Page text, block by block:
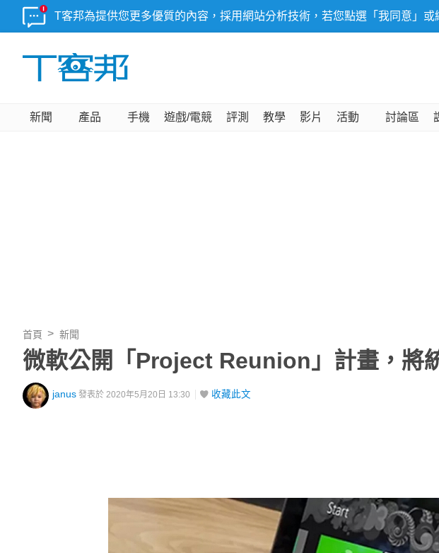
T客邦為提供您更多優質的內容，採用網站分析技術，若您點選「我同意」
新聞 產品 手機 遊戲/電競 評測 教學 影片 活動 討論區
首頁 新聞
微軟公開「Project Reunion」計畫，將
janus 發表於 2020年5月20日 13:30 收藏此文